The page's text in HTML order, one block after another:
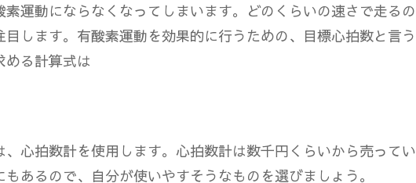
運動にならなくなってしまいます。 どのくらいの速さで走るの
目 します。有酸素運動を効果的に行うための、目標心拍数と言う
める計算式は
心拍数計を使用します。心拍数計は数千円くらいから売ってい
あるので、自分が使いやすそうなものを選びましょう。